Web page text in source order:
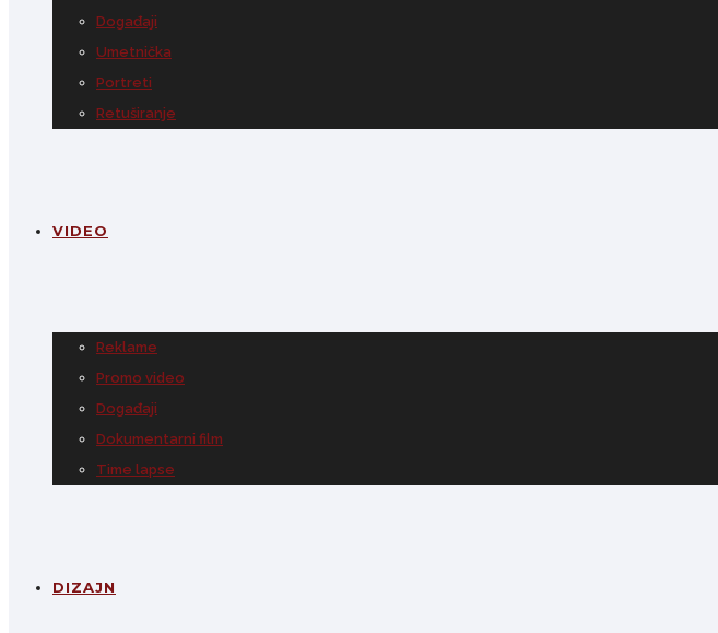
Događaji
Umetnička
Portreti
Retuširanje
VIDEO
Reklame
Promo video
Događaji
Dokumentarni film
Time lapse
DIZAJN